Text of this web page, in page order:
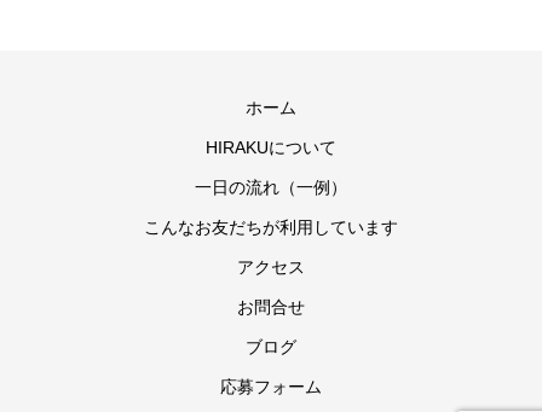
ホーム
HIRAKUについて
一日の流れ（一例）
こんなお友だちが利用しています
アクセス
お問合せ
ブログ
応募フォーム